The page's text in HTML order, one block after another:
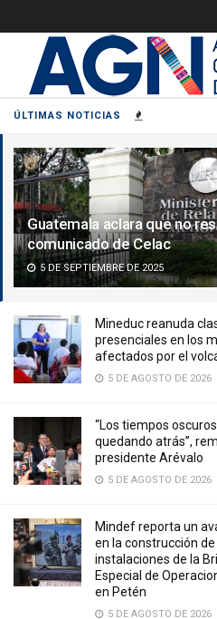
ÚLTIMAS NOTICIAS
Guatemala aclara que no
comunicado de Celac
5 DE SEPTIEMBRE DE 2025
Mineduc reanuda
presenciales en los
afectados por el
5 DE AGOSTO DE 2026
“Los tiempos
quedando atrás”,
presidente Arévalo
5 DE AGOSTO DE 2026
Mindef reporta un
en la construcción de
instalaciones de la
Especial de
en Petén
5 DE AGOSTO DE 2026